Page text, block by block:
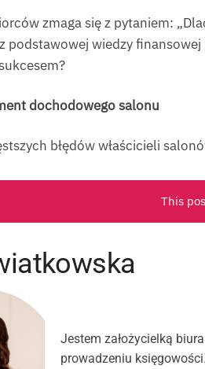
zmaga się z pytaniem:
podstawowej wiedzy
dochodowego salonu
błędów właścicieli
This
Jestem założycielką
prowadzeniu